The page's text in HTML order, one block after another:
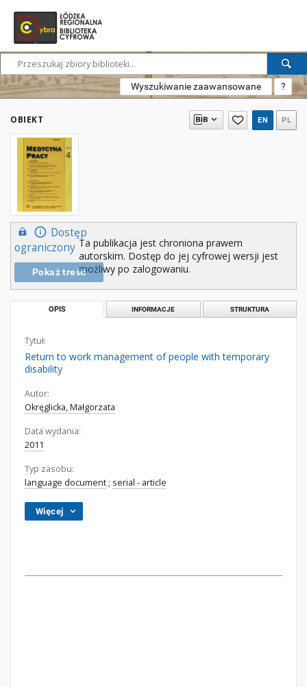
Wyszukiwanie zaawansowane ?
OBIEKT EN PL
Dostęp
ograniczony
Pokaż treść
Ta publikacja jest chroniona prawem
autorskim. Dostęp do jej cyfrowej wersji jest
możliwy po zalogowaniu.
OPIS INFORMACJE STRUKTURA
Tytuł:
Return to work management of people with temporary
disability
Autor:
Okręglicka, Małgorzata
Data wydania:
2011
Typ zasobu:
language document ; serial - article
Więcej